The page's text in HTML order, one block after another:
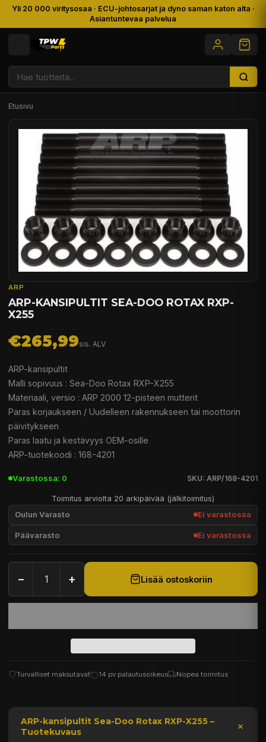
Yli 20 000 viritysosaa · ECU-johtosarjat ja dyno saman katon alta ·
Asiantuntevaa palvelua
Etusivu
ARP
ARP-KANSIPULTIT SEA-DOO ROTAX RXP-
X255
€265,99sis. ALV
ARP-kansipultit
Malli sopivuus : Sea-Doo Rotax RXP-X255
Materiaali, versio : ARP 2000 12-pisteen mutterit
Paras korjaukseen / Uudelleen rakennukseen tai moottorin
päivitykseen
Paras laatu ja kestävyys OEM-osille
ARP-tuotekoodi : 168-4201
Varastossa: 0 SKU: ARP/168-4201
Toimitus arviolta 20 arkipäivää (jälkitoimitus)
Oulun Varasto Ei varastossa
Päävarasto Ei varastossa
− + Lisää ostoskoriin
Turvalliset maksutavat 14 pv palautusoikeus Nopea toimitus
ARP-kansipultit Sea-Doo Rotax RXP-X255 –
Tuotekuvaus